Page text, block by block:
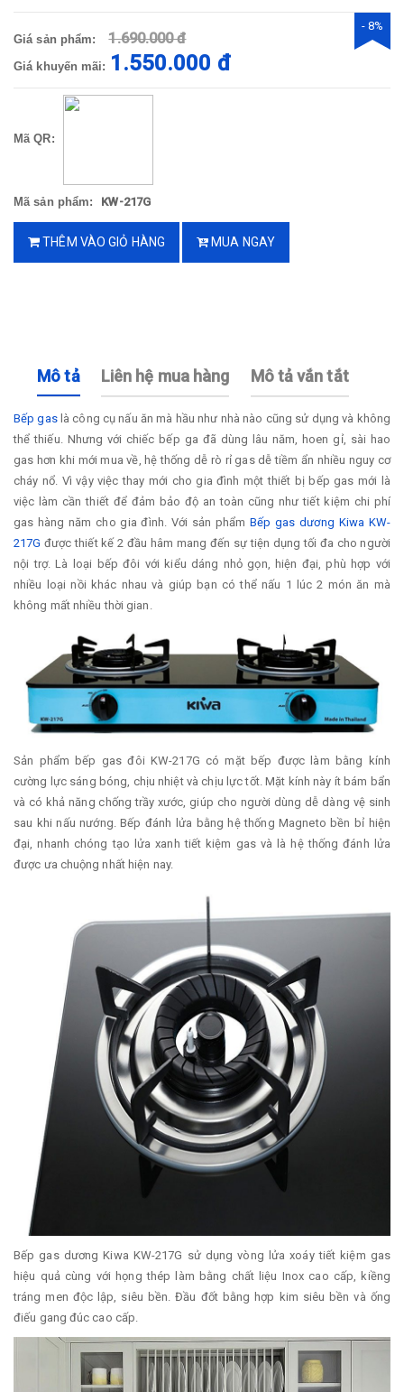
Giá sản phẩm: 1.690.000 đ
Giá khuyến mãi: 1.550.000 đ
- 8%
Mã QR:
Mã sản phẩm: KW-217G
THÊM VÀO GIỎ HÀNG MUA NGAY
Mô tả Liên hệ mua hàng Mô tả vắn tắt
Bếp gaslà công cụ nấu ăn mà hầu như nhà nào cũng sử dụng và không
thể thiếu. Nhưng với chiếc bếp ga đã dùng lâu năm, hoen gỉ, sài hao
gas hơn khi mới mua về, hệ thống dễ rò rỉ gas dễ tiềm ẩn nhiều nguy cơ
cháy nổ. Vì vậy việc thay mới cho gia đình một thiết bị bếp gas mới là
việc làm cần thiết để đảm bảo độ an toàn cũng như tiết kiệm chi phí
gas hàng năm cho gia đình. Với sản phẩmBếp gas dương Kiwa KW-
217G được thiết kế 2 đầu hâm mang đến sự tiện dụng tối đa cho người
nội trợ. Là loại bếp đôi với kiểu dáng nhỏ gọn, hiện đại, phù hợp với
nhiều loại nồi khác nhau và giúp bạn có thể nấu 1 lúc 2 món ăn mà
không mất nhiều thời gian.
Sản phẩm bếp gas đôi KW-217G có mặt bếp được làm bằng kính
cường lực sáng bóng, chịu nhiệt và chịu lực tốt. Mặt kính này ít bám bẩn
và có khả năng chống trầy xước, giúp cho người dùng dễ dàng vệ sinh
sau khi nấu nướng. Bếp đánh lửa bằng hệ thống Magneto bền bỉ hiện
đại, nhanh chóng tạo lửa xanh tiết kiệm gas và là hệ thống đánh lửa
được ưa chuộng nhất hiện nay.
Bếp gas dương Kiwa KW-217G sử dụng vòng lửa xoáy tiết kiệm gas
hiệu quả cùng với họng thép làm bằng chất liệu Inox cao cấp, kiềng
tráng men độc lập, siêu bền. Đầu đốt bằng hợp kim siêu bền và ống
điếu gang đúc cao cấp.